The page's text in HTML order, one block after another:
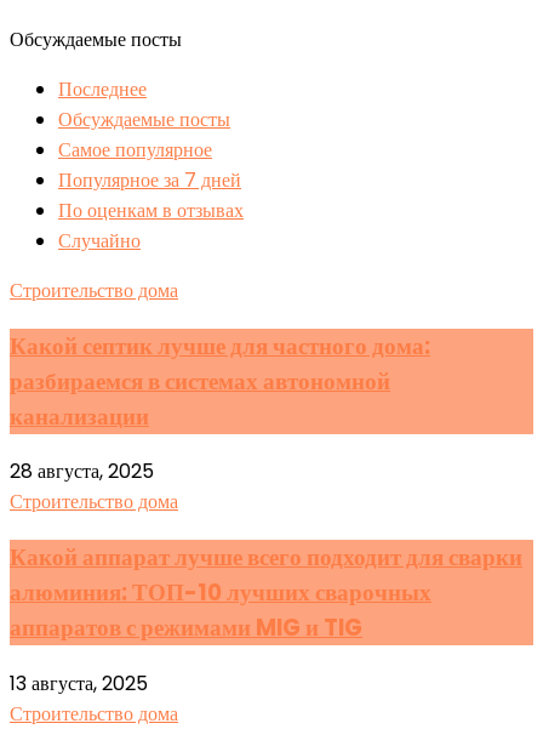
Обсуждаемые посты
Последнее
Обсуждаемые посты
Самое популярное
Популярное за 7 дней
По оценкам в отзывах
Случайно
Строительство дома
Какой септик лучше для частного дома:
разбираемся в системах автономной
канализации
28 августа, 2025
Строительство дома
Какой аппарат лучше всего подходит для сварки
алюминия: ТОП-10 лучших сварочных
аппаратов с режимами MIG и TIG
13 августа, 2025
Строительство дома